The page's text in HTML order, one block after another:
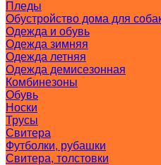
Пледы
Обустройство дома для
Одежда и обувь
Одежда зимняя
Одежда летняя
Одежда демисезонная
Комбинезоны
Обувь
Носки
Трусы
Свитера
Футболки, рубашки
Свитера, толстовки